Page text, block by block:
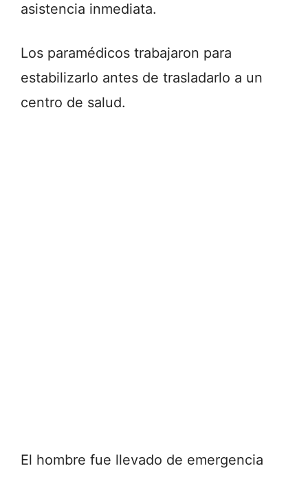
asistencia inmediata.
Los paramédicos trabajaron para
estabilizarlo antes de trasladarlo a un
centro de salud.
El hombre fue llevado de emergencia